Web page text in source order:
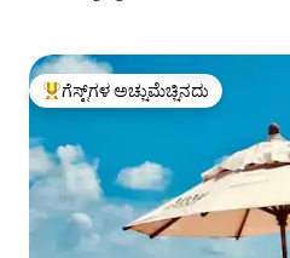
ಗೆಸ್ಟ್‌ಗಳಿಗೆ ಅತಿ ಹೆಚ್ಚು ಅಚ್ಚುಮೆಚ್ಚಿನದು
ಗೆಸ್ಟ್‌ಗಳ ಅಚ್ಚುಮೆಚ್ಚಿನದು